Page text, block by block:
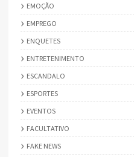
EMOÇÃO
EMPREGO
ENQUETES
ENTRETENIMENTO
ESCANDALO
ESPORTES
EVENTOS
FACULTATIVO
FAKE NEWS